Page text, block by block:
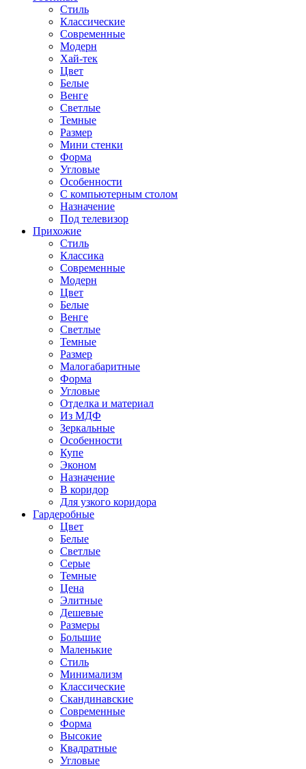
Стиль
Классические
Современные
Модерн
Хай-тек
Цвет
Белые
Венге
Светлые
Темные
Размер
Мини стенки
Форма
Угловые
Особенности
С компьютерным столом
Назначение
Под телевизор
Прихожие
Стиль
Классика
Современные
Модерн
Цвет
Белые
Венге
Светлые
Темные
Размер
Малогабаритные
Форма
Угловые
Отделка и материал
Из МДФ
Зеркальные
Особенности
Купе
Эконом
Назначение
В коридор
Для узкого коридора
Гардеробные
Цвет
Белые
Светлые
Серые
Темные
Цена
Элитные
Дешевые
Размеры
Большие
Маленькие
Стиль
Минимализм
Классические
Скандинавские
Современные
Форма
Высокие
Квадратные
Угловые